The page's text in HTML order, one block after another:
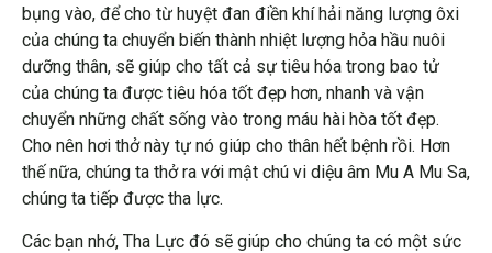
bụng vào, để cho từ huyệt đan điền khí hải năng lượng ôxi
của chúng ta chuyển biến thành nhiệt lượng hỏa hầu nuôi
dưỡng thân, sẽ giúp cho tất cả sự tiêu hóa trong bao tử
của chúng ta được tiêu hóa tốt đẹp hơn, nhanh và vận
chuyển những chất sống vào trong máu hài hòa tốt đẹp.
Cho nên hơi thở này tự nó giúp cho thân hết bệnh rồi. Hơn
thế nữa, chúng ta thở ra với mật chú vi diệu âm Mu A Mu Sa,
chúng ta tiếp được tha lực.
Các bạn nhớ, Tha Lực đó sẽ giúp cho chúng ta có một sức